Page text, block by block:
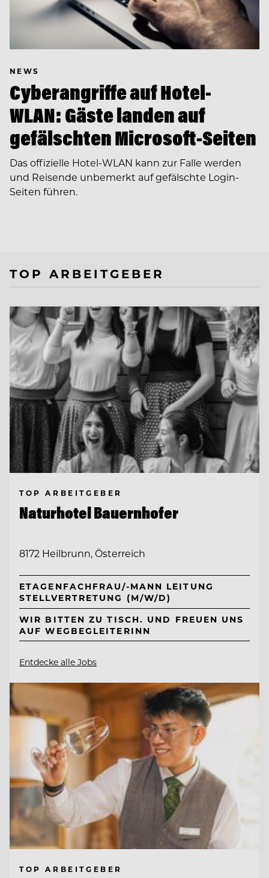
NEWS
Cyberangriffe auf Hotel-
WLAN: Gäste landen auf
gefälschten Microsoft-Seiten
Das offizielle Hotel-WLAN kann zur Falle werden
und Reisende unbemerkt auf gefälschte Login-
Seiten führen.
TOP ARBEITGEBER
TOP ARBEITGEBER
Naturhotel Bauernhofer
8172 Heilbrunn, Österreich
ETAGENFACHFRAU/-MANN LEITUNG
STELLVERTRETUNG (M/W/D)
WIR BITTEN ZU TISCH. UND FREUEN UNS
AUF WEGBEGLEITERINN
Entdecke alle Jobs
TOP ARBEITGEBER